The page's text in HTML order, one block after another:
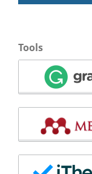
Tools